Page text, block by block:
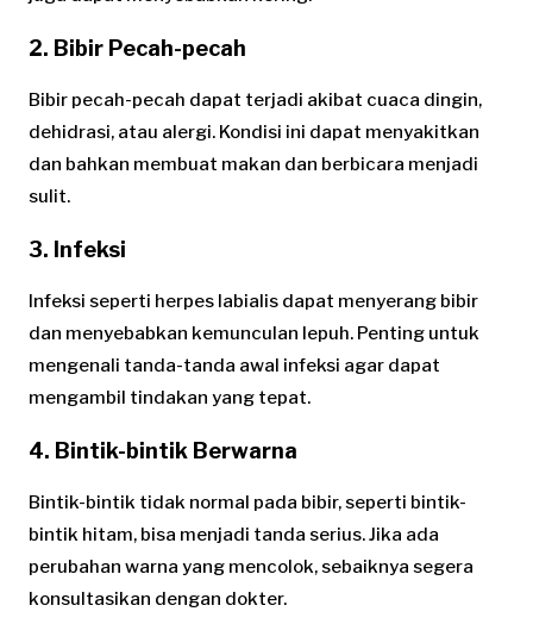
2. Bibir Pecah-pecah
Bibir pecah-pecah dapat terjadi akibat cuaca dingin,
dehidrasi, atau alergi. Kondisi ini dapat menyakitkan
dan bahkan membuat makan dan berbicara menjadi
sulit.
3. Infeksi
Infeksi seperti herpes labialis dapat menyerang bibir
dan menyebabkan kemunculan lepuh. Penting untuk
mengenali tanda-tanda awal infeksi agar dapat
mengambil tindakan yang tepat.
4. Bintik-bintik Berwarna
Bintik-bintik tidak normal pada bibir, seperti bintik-
bintik hitam, bisa menjadi tanda serius. Jika ada
perubahan warna yang mencolok, sebaiknya segera
konsultasikan dengan dokter.